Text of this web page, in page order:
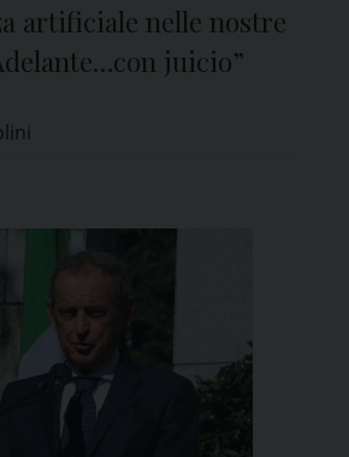
artificiale nelle nostre
juicio”